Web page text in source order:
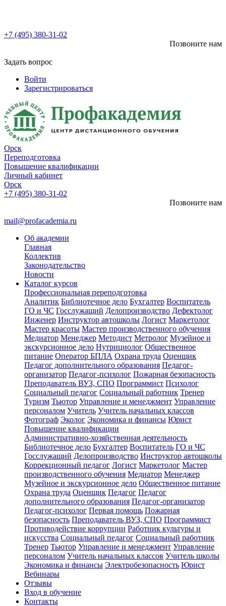
+7 (495) 380-31-02
Позвоните нам
Задать вопрос
Войти
Зарегистрироваться
Орск
Переподготовка
Повышение квалификации
Личный кабинет
Орск
+7 (495) 380-31-02
Позвоните нам
mail@profacademia.ru
Об академии
Главная
Коллектив
Законодательство
Новости
Каталог курсов
Профессиональная переподготовка
Аналитик Библиотечное дело Бухгалтер Воспитатель
ГО и ЧС Госслужащий Делопроизводство Дефектолог
Инженер Инструктор автошколы Логист Маркетолог
Мастер красоты Мастер производственного обучения
Медиатор Менеджер Методист Метролог Музейное и
экскурсионное дело Нутрициолог Общественное
питание Оператор БПЛА Охрана труда Оценщик
Педагог дополнительного образования Педагог-
организатор Педагог-психолог Пожарная безопасность
Преподаватель ВУЗ, СПО Программист Психолог
Социальный педагог Социальный работник Тренер
Туризм Тьютор Управление и менеджмент Управление
персоналом Учитель Учитель начальных классов
Фотограф Эколог Экономика и финансы Юрист
Повышение квалификации
Административно-хозяйственная деятельность
Библиотечное дело Бухгалтер Воспитатель ГО и ЧС
Госслужащий Делопроизводство Инструктор автошколы
Коррекционный педагог Логист Маркетолог Мастер
производственного обучения Медиатор Менеджер
Музейное и экскурсионное дело Общественное питание
Охрана труда Оценщик Педагог Педагог
дополнительного образования Педагог-организатор
Педагог-психолог Первая помощь Пожарная
безопасность Преподаватель ВУЗ, СПО Программист
Противодействие коррупции Работник культуры и
искусства Социальный педагог Социальный работник
Тренер Тьютор Управление и менеджмент Управление
персоналом Учитель начальных классов Учитель школы
Экономика и финансы Электробезопасность Юрист
Вебинары
Отзывы
Вход в обучение
Контакты